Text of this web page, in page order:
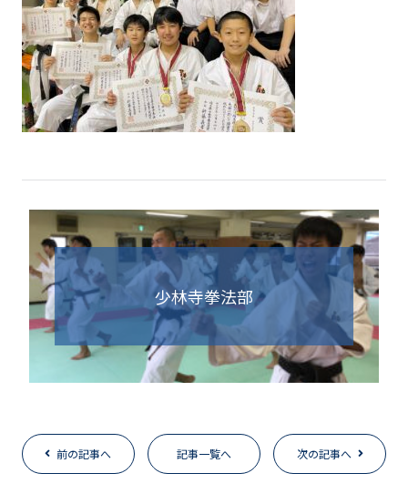
少林寺拳法部
前の記事へ 記事一覧へ 次の記事へ